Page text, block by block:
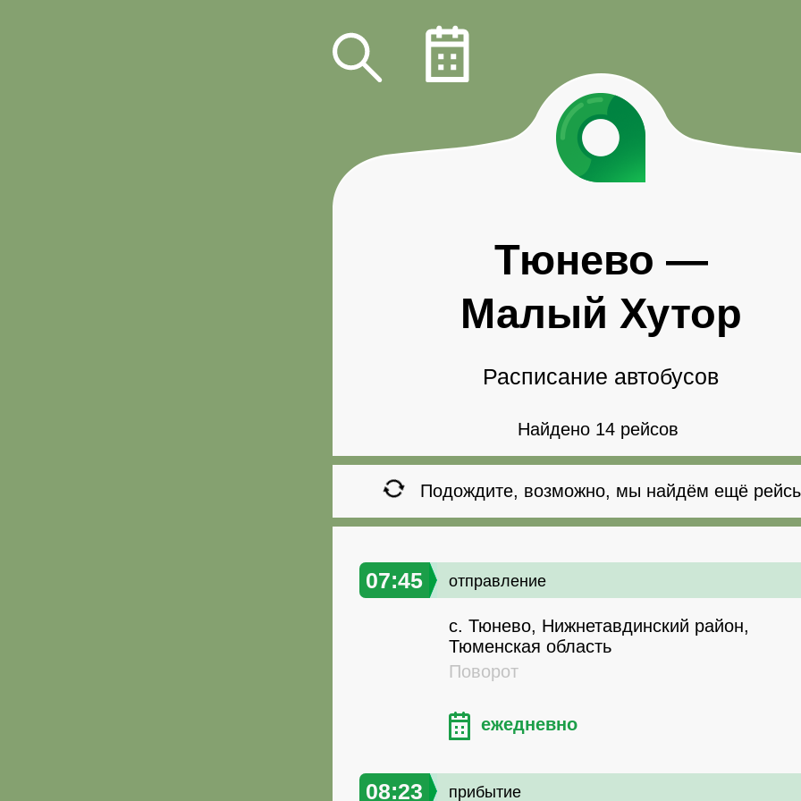
Тюнево —
Малый Хутор
Расписание автобусов
Найдено 14 рейсов
Подождите, возможно, мы найдём ещё
07:45 отправление
с. Тюнево, Нижнетавдинский район,
Тюменская область
Поворот
ежедневно
08:23 прибытие